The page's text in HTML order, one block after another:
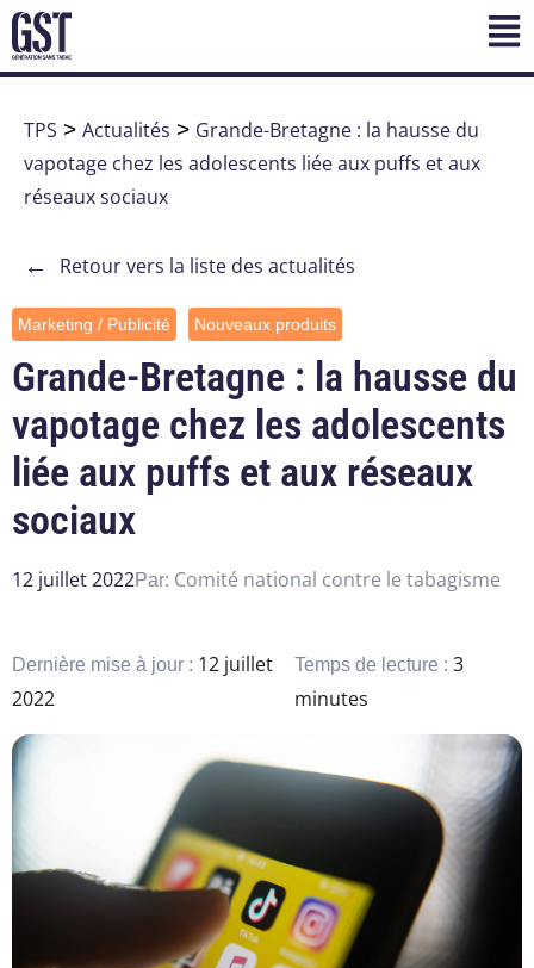
TPS > Actualités > Grande-Bretagne : la hausse du
vapotage chez les adolescents liée aux puffs et aux
réseaux sociaux
← Retour vers la liste des actualités
Marketing / Publicité Nouveaux produits
Grande-Bretagne : la hausse du
vapotage chez les adolescents
liée aux puffs et aux réseaux
sociaux
12 juillet 2022Par: Comité national contre le tabagisme
Dernière mise à jour : 12 juillet
2022
Temps de lecture :3
minutes